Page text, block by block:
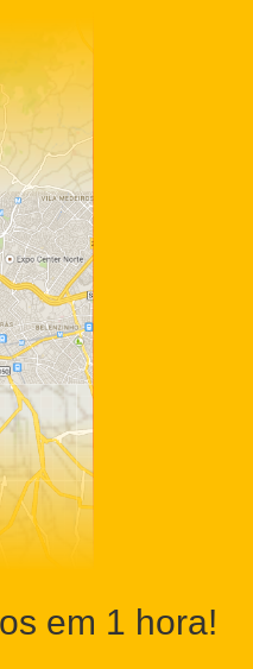
em 1 hora!